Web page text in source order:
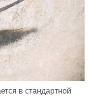
в стандартной